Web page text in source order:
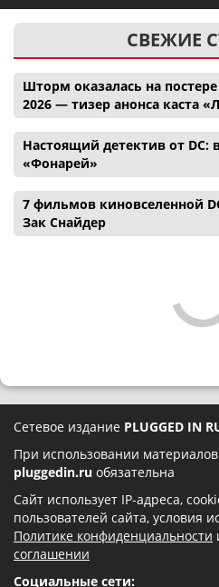
СВЕЖИЕ
Шторм оказалась на
2026 — тизер анонса каста
Настоящий детектив от
«Фонарей»
7 фильмов киновселенной
Зак Снайдер
Сетевое издание PLUGGED IN
При использовании
pluggedin.ru обязательна
Сайт использует IP-адреса,
пользователей сайта, условия
Политике конфиденциальности
соглашении
Социальные сети: